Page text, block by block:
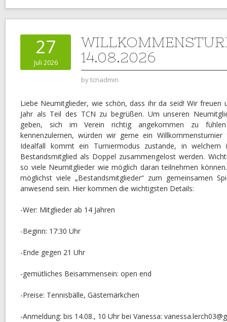
27
Juli 2026
14.08.2026
bytcnadmin
Liebe Neumitglieder, wie schön, dass ihr da seid! Wir freuen
Jahr als Teil des TCN zu begrüßen. Um unseren
geben, sich im Verein richtig angekommen zu
kennenzulernen, würden wir gerne ein
Idealfall kommt ein Turniermodus zustande, in
Bestandsmitglied als Doppel zusammengelost werden.
so viele Neumitglieder wie möglich daran teilnehmen
möglichst viele „Bestandsmitglieder“ zum gemeinsamen
anwesend sein. Hier kommen die wichtigsten Details:
-Wer: Mitglieder ab 14 Jahren
-Beginn: 17:30 Uhr
-Ende gegen 21 Uhr
-gemütliches Beisammensein: open end
-Preise: Tennisbälle, Gästemärkchen
-Anmeldung: bis 14.08., 10 Uhr bei Vanessa: